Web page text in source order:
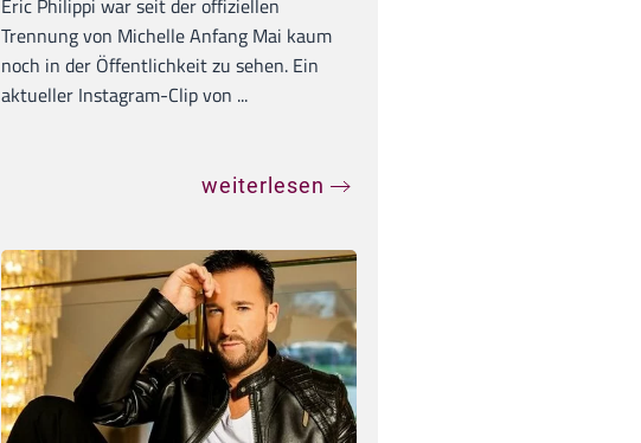
Eric Philippi war seit der offiziellen
Trennung von Michelle Anfang Mai kaum
noch in der Öffentlichkeit zu sehen. Ein
aktueller Instagram-Clip von ...
weiterlesen